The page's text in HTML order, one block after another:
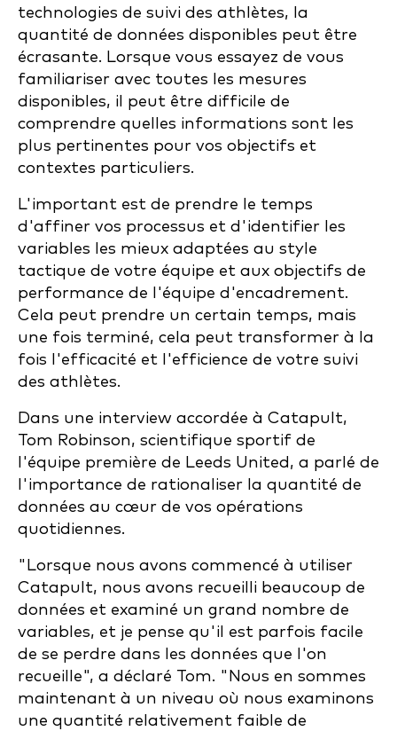
technologies de suivi des athlètes, la
quantité de données disponibles peut être
écrasante. Lorsque vous essayez de vous
familiariser avec toutes les mesures
disponibles, il peut être difficile de
comprendre quelles informations sont les
plus pertinentes pour vos objectifs et
contextes particuliers.
L'important est de prendre le temps
d'affiner vos processus et d'identifier les
variables les mieux adaptées au style
tactique de votre équipe et aux objectifs de
performance de l'équipe d'encadrement.
Cela peut prendre un certain temps, mais
une fois terminé, cela peut transformer à la
fois l'efficacité et l'efficience de votre suivi
des athlètes.
Dans une interview accordée à Catapult,
Tom Robinson, scientifique sportif de
l'équipe première de Leeds United, a parlé de
l'importance de rationaliser la quantité de
données au cœur de vos opérations
quotidiennes.
"Lorsque nous avons commencé à utiliser
Catapult, nous avons recueilli beaucoup de
données et examiné un grand nombre de
variables, et je pense qu'il est parfois facile
de se perdre dans les données que l'on
recueille", a déclaré Tom. "Nous en sommes
maintenant à un niveau où nous examinons
une quantité relativement faible de